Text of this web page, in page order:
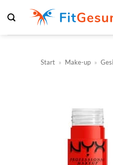
Inhalt
springen
Start » Make-up »